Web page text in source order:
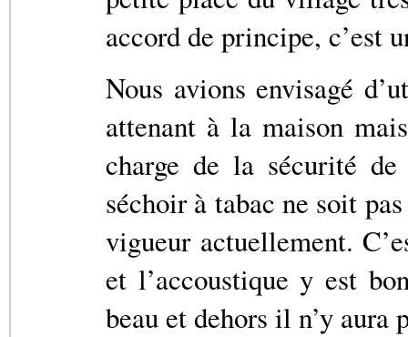
accord de principe, c’est
Nous avions envisagé
attenant à la maison
charge de la sécurité
séchoir à tabac ne soit
vigueur actuellement.
et l’accoustique y est
beau et dehors il n’y aura